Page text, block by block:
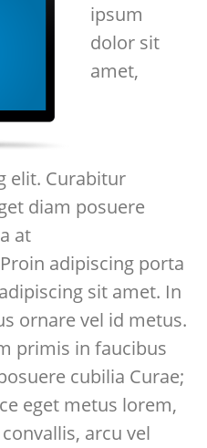
ipsum
dolor sit
amet,
elit. Curabitur
diam posuere
at
adipiscing porta
sit amet. In
ornare vel id metus.
primis in faucibus
cubilia Curae;
eget metus lorem,
arcu vel